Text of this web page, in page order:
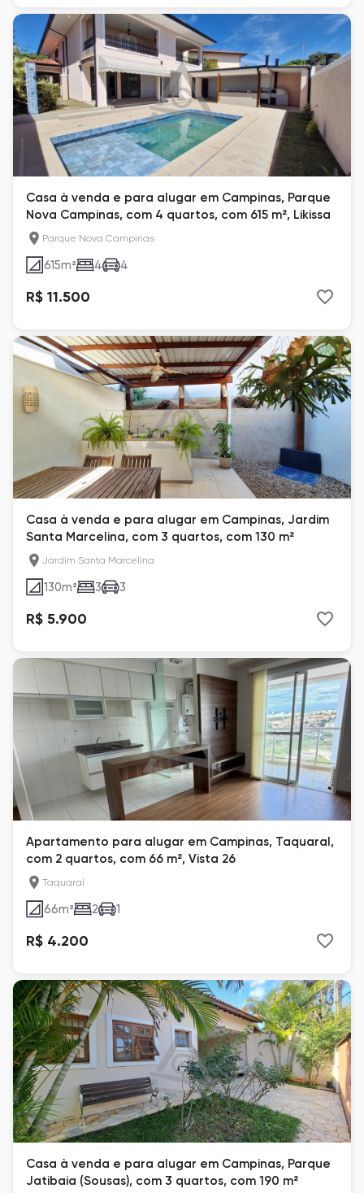
Casa à venda e para alugar em Campinas, Parque
Nova Campinas, com 4 quartos, com 615 m², Likissa
Parque Nova Campinas
615m² 4 4
R$ 11.500
Casa à venda e para alugar em Campinas, Jardim
Santa Marcelina, com 3 quartos, com 130 m²
Jardim Santa Marcelina
130m² 3 3
R$ 5.900
Apartamento para alugar em Campinas, Taquaral,
com 2 quartos, com 66 m², Vista 26
Taquaral
66m² 2 1
R$ 4.200
Casa à venda e para alugar em Campinas, Parque
Jatibaia (Sousas), com 3 quartos, com 190 m²